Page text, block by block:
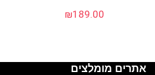
₪189.00
אתרים מומלצים